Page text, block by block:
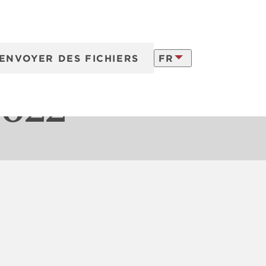
ENVOYER DES FICHIERS FR